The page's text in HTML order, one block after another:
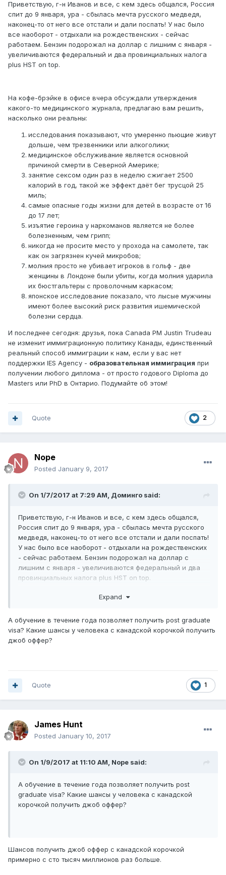
Приветствую, г-н Иванов и все, с кем здесь общался, Россия
спит до 9 января, ура - сбылась мечта русского медведя,
наконец-то от него все отстали и дали поспать! У нас было
все наоборот - отдыхали на рождественских - сейчас
работаем. Бензин подорожал на доллар с лишним с января -
увеличиваются федеральный и два провинциальных налога
plus HST on top.
На кофе-брэйке в офисе вчера обсуждали утверждения
какого-то медицинского журнала, предлагаю вам решить,
насколько они реальны:
исследования показывают, что умеренно пьющие живут
дольше, чем трезвенники или алкоголики;
медицинское обслуживание является основной
причиной смерти в Северной Америке;
занятие сексом один раз в неделю сжигает 2500
калорий в год, такой же эффект даёт бег трусцой 25
миль;
самые опасные годы жизни для детей в возрасте от 16
до 17 лет;
изъятие героина у наркоманов является не более
болезненным, чем грипп;
никогда не просите место у прохода на самолете, так
как он загрязнен кучей микробов;
молния просто не убивает игроков в гольф - две
женщины в Лондоне были убиты, когда молния ударила
их бюстгальтеры с проволочным каркасом;
японское исследование показало, что лысые мужчины
имеют более высокий риск развития ишемической
болезни сердца.
И последнее сегодня: друзья, пока Canada PM Justin Trudeau
не изменит иммиграционную политику Канады, единственный
реальный способ иммиграции к нам, если у вас нет
поддержки IES Agency - образовательная иммиграция при
получении любого диплома - от просто годового Diploma до
Masters или PhD в Онтарио. Подумайте об этом!
2
Quote
Nope
Posted January 9, 2017
On 1/7/2017 at 7:29 AM, Доминго said:
Приветствую, г-н Иванов и все, с кем здесь общался,
Россия спит до 9 января, ура - сбылась мечта русского
медведя, наконец-то от него все отстали и дали поспать!
У нас было все наоборот - отдыхали на рождественских
- сейчас работаем. Бензин подорожал на доллар с
лишним с января - увеличиваются федеральный и два
провинциальных налога plus HST on top.
На кофе-брэйке в офисе вчера обсуждали утверждения
какого-то медицинского журнала, предлагаю вам
решить, насколько они реальны:
медицинское обслуживание является основной
причиной смерти в Северной Америке;
занятие сексом один раз в неделю сжигает 2500
самые опасные годы жизни для детей в возрасте
от 16 до 17 лет;
болезненным, чем грипп;
никогда не просите место у прохода на самолете,
молния просто не убивает игроков в гольф - две
женщины в Лондоне были убиты, когда молния
ударила их бюстгальтеры с проволочным
ишемической болезни сердца.
И последнее сегодня: друзья, пока Canada PM Justin
Expand
А обучение в течение года позволяет получить post graduate
visa? Какие шансы у человека с канадской корочкой получить
джоб оффер?
1
Quote
James Hunt
Posted January 10, 2017
On 1/9/2017 at 11:10 AM, Nope said:
А обучение в течение года позволяет получить post
graduate visa? Какие шансы у человека с канадской
корочкой получить джоб оффер?
Шансов получить джоб оффер с канадской корочкой
примерно с сто тысяч миллионов раз больше.